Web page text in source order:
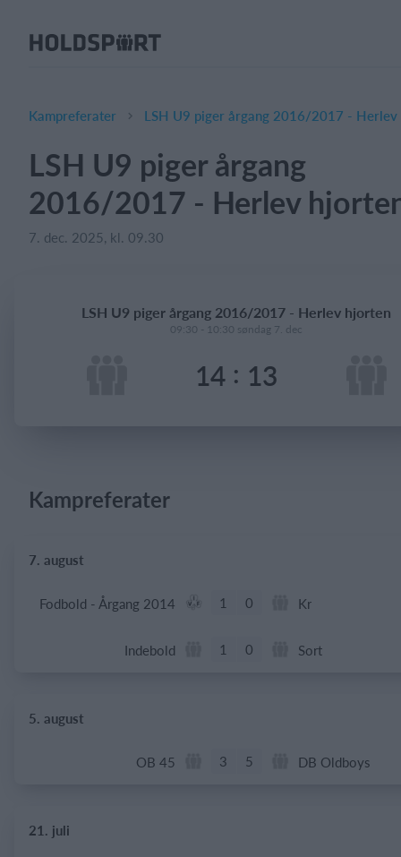
Om Holdsport
Presseomtale
Funktioner
Kalender
Webshop
Kampreferater LSH U9 piger årgang 2016/2017 -
LSH U9 piger årgang
2016/2017 - Herlev
7. dec. 2025, kl. 09.30
LSH U9 piger årgang 2016/2017 - Herlev hjorten
09:30 - 10:30 søndag 7. dec
14 : 13
Kampreferater
7. august
Fodbold - Årgang 2014 1 0 Kr
Indebold 1 0 Sort
5. august
OB 45 3 5 DB Oldboys
21. juli